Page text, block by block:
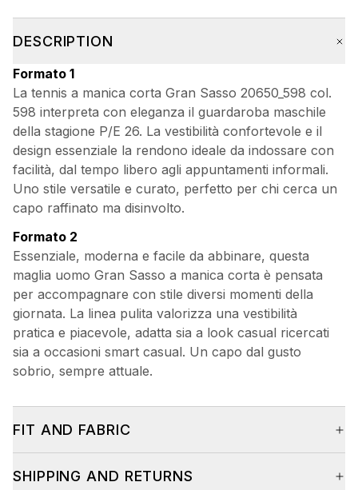
DESCRIPTION
Formato 1
La tennis a manica corta Gran Sasso 20650_598 col.
598 interpreta con eleganza il guardaroba maschile
della stagione P/E 26. La vestibilità confortevole e il
design essenziale la rendono ideale da indossare con
facilità, dal tempo libero agli appuntamenti informali.
Uno stile versatile e curato, perfetto per chi cerca un
capo raffinato ma disinvolto.
Formato 2
Essenziale, moderna e facile da abbinare, questa
maglia uomo Gran Sasso a manica corta è pensata
per accompagnare con stile diversi momenti della
giornata. La linea pulita valorizza una vestibilità
pratica e piacevole, adatta sia a look casual ricercati
sia a occasioni smart casual. Un capo dal gusto
sobrio, sempre attuale.
FIT AND FABRIC
SHIPPING AND RETURNS